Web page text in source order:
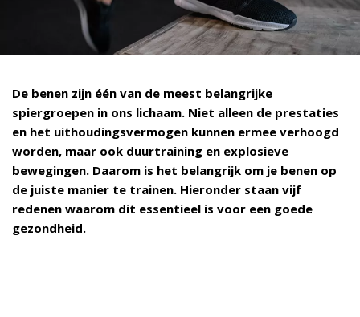
De benen zijn één van de meest belangrijke
spiergroepen in ons lichaam. Niet alleen de prestaties
en het uithoudingsvermogen kunnen ermee verhoogd
worden, maar ook duurtraining en explosieve
bewegingen. Daarom is het belangrijk om je benen op
de juiste manier te trainen. Hieronder staan vijf
redenen waarom dit essentieel is voor een goede
gezondheid.